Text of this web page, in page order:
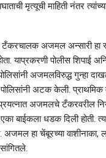
मृत्यूची माहिती नंतर
टँकरचालक अजमल अन्सारी हा
याप्रकरणी पोलीस शिपाई
अजमलविरुद्ध गुन्हा
पोलिसांनी अटक केली. प्राथमिक
प्रयत्नात अजमलचे टँकरवरील
एका बाईकला धडक दिली होती.
अजमल हा चेंबूरच्या वाशीनाका,